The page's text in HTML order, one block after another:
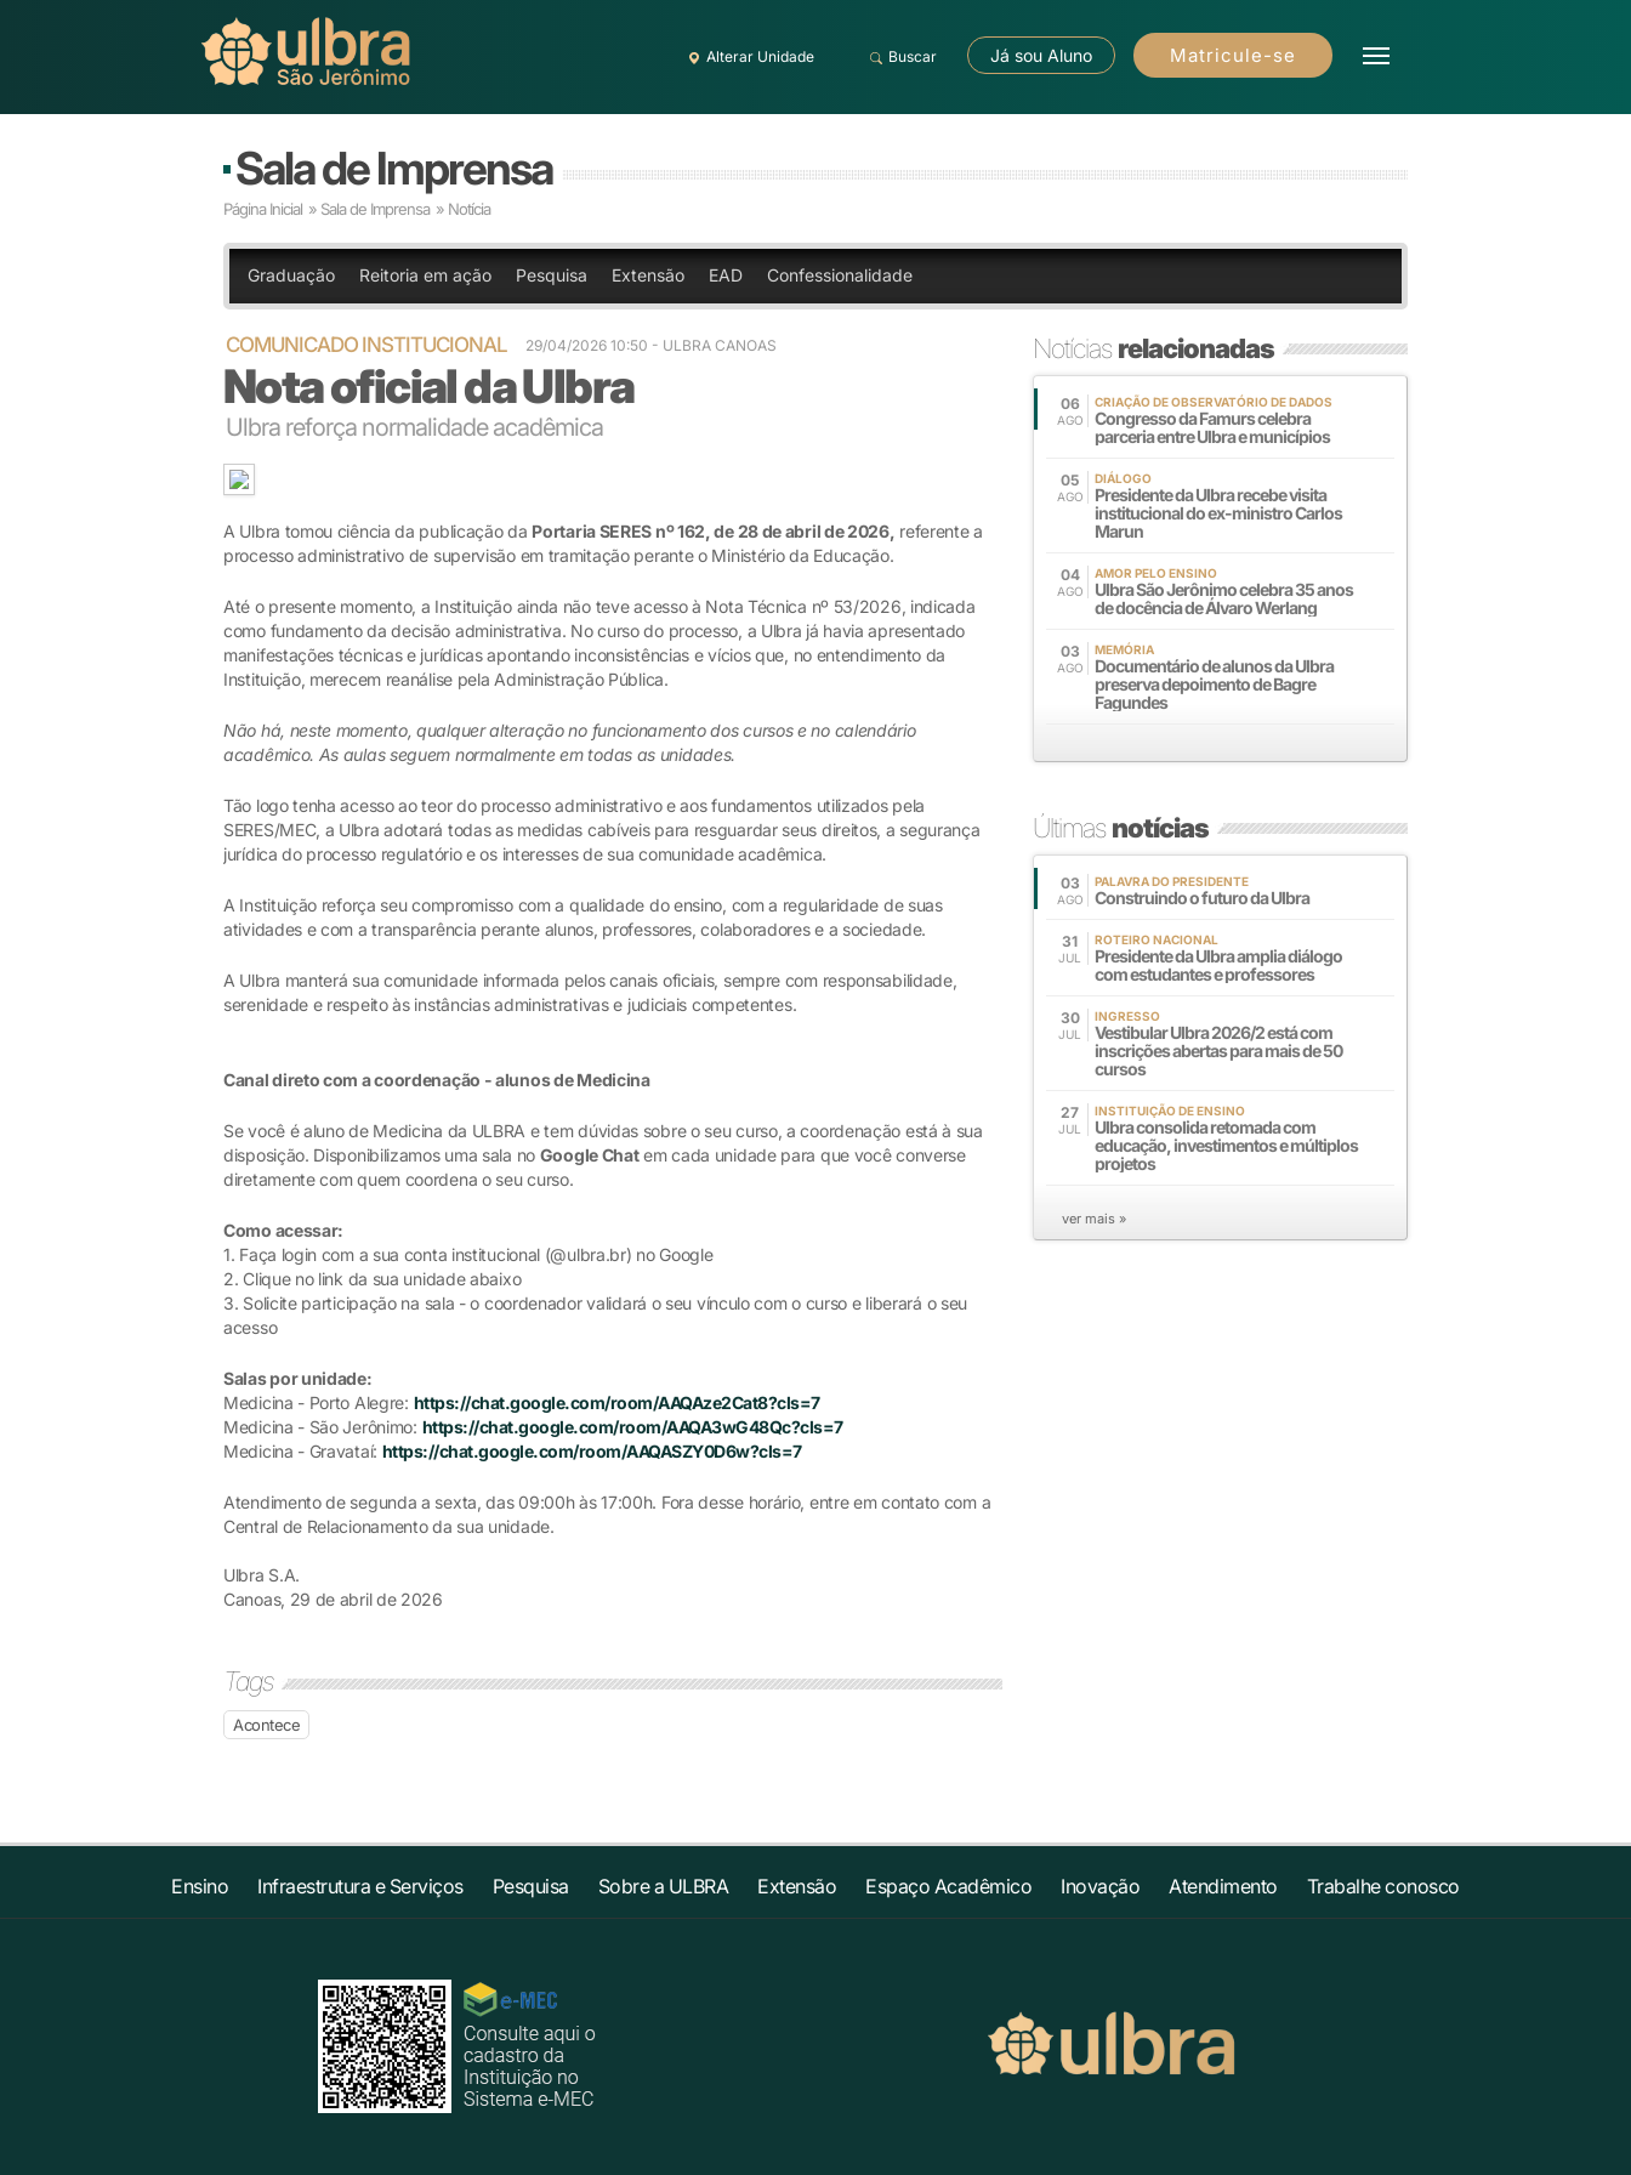
Alterar Unidade Buscar Já sou Aluno Matricule-se
Sala de Imprensa
Página Inicial » Sala de Imprensa » Notícia
Graduação Reitoria em ação Pesquisa Extensão EAD Confessionalidade
COMUNICADO INSTITUCIONAL 29/04/2026 10:50 - ULBRA CANOAS
Nota oficial da Ulbra
Ulbra reforça normalidade acadêmica
A Ulbra tomou ciência da publicação da Portaria SERES nº 162, de 28 de abril de 2026, referente a
processo administrativo de supervisão em tramitação perante o Ministério da Educação.
Até o presente momento, a Instituição ainda não teve acesso à Nota Técnica nº 53/2026, indicada
como fundamento da decisão administrativa. No curso do processo, a Ulbra já havia apresentado
manifestações técnicas e jurídicas apontando inconsistências e vícios que, no entendimento da
Instituição, merecem reanálise pela Administração Pública.
Não há, neste momento, qualquer alteração no funcionamento dos cursos e no calendário
acadêmico. As aulas seguem normalmente em todas as unidades.
Tão logo tenha acesso ao teor do processo administrativo e aos fundamentos utilizados pela
SERES/MEC, a Ulbra adotará todas as medidas cabíveis para resguardar seus direitos, a segurança
jurídica do processo regulatório e os interesses de sua comunidade acadêmica.
A Instituição reforça seu compromisso com a qualidade do ensino, com a regularidade de suas
atividades e com a transparência perante alunos, professores, colaboradores e a sociedade.
A Ulbra manterá sua comunidade informada pelos canais oficiais, sempre com responsabilidade,
serenidade e respeito às instâncias administrativas e judiciais competentes.
Canal direto com a coordenação - alunos de Medicina
Se você é aluno de Medicina da ULBRA e tem dúvidas sobre o seu curso, a coordenação está à sua
disposição. Disponibilizamos uma sala no Google Chatem cada unidade para que você converse
diretamente com quem coordena o seu curso.
Como acessar:
1. Faça login com a sua conta institucional (@ulbra.br) no Google
2. Clique no link da sua unidade abaixo
3. Solicite participação na sala - o coordenador validará o seu vínculo com o curso e liberará o seu
acesso
Salas por unidade:
Medicina - Porto Alegre: https://chat.google.com/room/AAQAze2Cat8?cls=7
Medicina - São Jerônimo: https://chat.google.com/room/AAQA3wG48Qc?cls=7
Medicina - Gravataí: https://chat.google.com/room/AAQASZY0D6w?cls=7
Atendimento de segunda a sexta, das 09:00h às 17:00h. Fora desse horário, entre em contato com a
Central de Relacionamento da sua unidade.
Ulbra S.A.
Canoas, 29 de abril de 2026
Tags
Acontece
Notíciasrelacionadas
06
AGO
CRIAÇÃO DE OBSERVATÓRIO DE DADOS
Congresso da Famurs celebra
parceria entre Ulbra e municípios
05
AGO
DIÁLOGO
Presidente da Ulbra recebe visita
institucional do ex-ministro Carlos
Marun
04
AGO
AMOR PELO ENSINO
Ulbra São Jerônimo celebra 35 anos
de docência de Álvaro Werlang
03
AGO
MEMÓRIA
Documentário de alunos da Ulbra
preserva depoimento de Bagre
Fagundes
Últimasnotícias
03
AGO
PALAVRA DO PRESIDENTE
Construindo o futuro da Ulbra
31
JUL
ROTEIRO NACIONAL
Presidente da Ulbra amplia diálogo
com estudantes e professores
30
JUL
INGRESSO
Vestibular Ulbra 2026/2 está com
inscrições abertas para mais de 50
cursos
27
JUL
INSTITUIÇÃO DE ENSINO
Ulbra consolida retomada com
educação, investimentos e múltiplos
projetos
ver mais »
Ensino Infraestrutura e Serviços Pesquisa Sobre a ULBRA Extensão Espaço Acadêmico Inovação Atendimento Trabalhe conosco